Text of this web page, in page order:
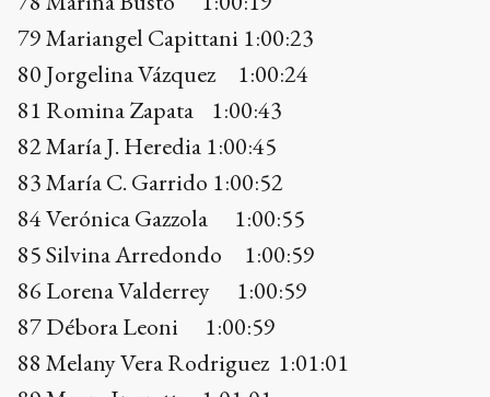
84 Verónica Gazzola 1:00:55
85 Silvina Arredondo 1:00:59
86 Lorena Valderrey 1:00:59
87 Débora Leoni 1:00:59
88 Melany Vera Rodriguez 1:01:01
89 Mayra Ingratta 1:01:01
90 Verónica Alfonso 1:01:02
91 María L. Retontaro 1:01:06
92 Marina Pereyra 1:01:08
93 Juliana Castellano 1:01:21
94 Rosalía Gómez 1:01:24